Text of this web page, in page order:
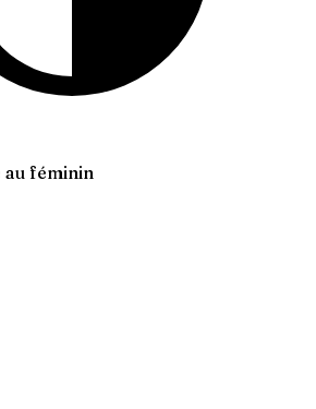
féminin